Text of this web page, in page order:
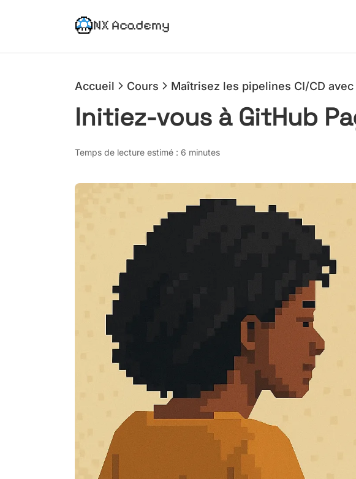
NX Academy
Accueil Cours Maîtrisez les pipelines CI/CD
Initiez-vous à GitHub
Temps de lecture estimé : 6 minutes